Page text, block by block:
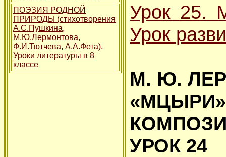
ПОЭЗИЯ РОДНОЙ
ПРИРОДЫ (стихотворения
А.С.Пушкина,
М.Ю.Лермонтова,
Ф.И.Тютчева, А.А.Фета).
Уроки литературы в 8
классе
Урок 25.
Урок
М. Ю.
УРОК 24